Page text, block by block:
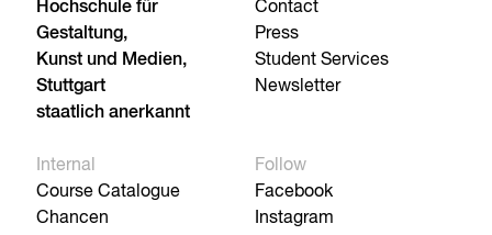
Hochschule für
Gestaltung,
Kunst und Medien,
Stuttgart
staatlich anerkannt
Contact
Press
Student Services
Newsletter
Internal
Course Catalogue
Chancen
Follow
Facebook
Instagram